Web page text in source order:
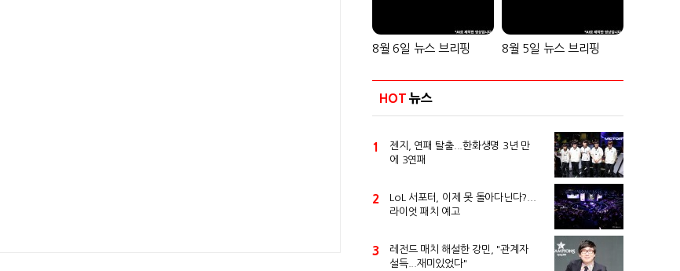
8월 6일 뉴스 브리핑 8월 5일 뉴스 브리핑
HOT 뉴스
1
젠지, 연패 탈출...한화생명 3년 만
에 3연패
2
LoL 서포터, 이제 못 돌아다닌다?...
라이엇 패치 예고
3
레전드 매치 해설한 강민, "관계자
설득...재미있었다"